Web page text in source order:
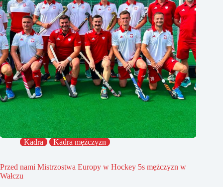
Kadra Kadra mężczyzn
Przed nami Mistrzostwa Europy w Hockey 5s mężczyzn w
Wałczu